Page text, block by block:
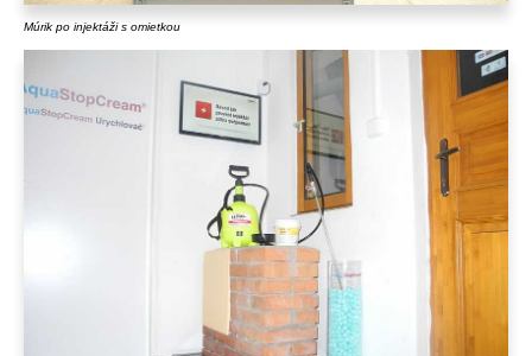
Múrik po injektáži s omietkou